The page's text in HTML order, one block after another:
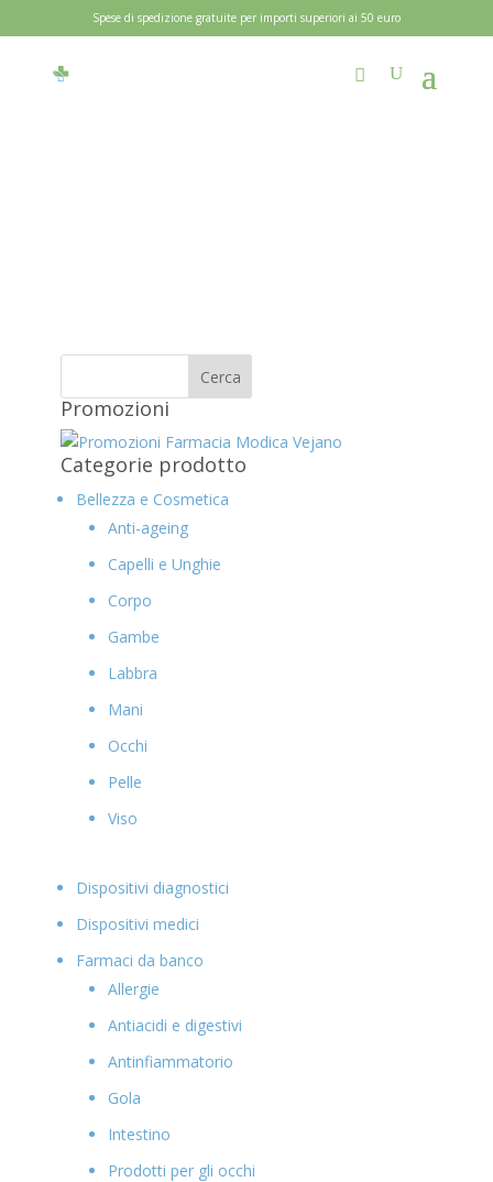
Spese di spedizione gratuite per importi superiori ai 50 euro
Promozioni
Categorie prodotto
Bellezza e Cosmetica
Anti-ageing
Capelli e Unghie
Corpo
Gambe
Labbra
Mani
Occhi
Pelle
Viso
Dispositivi diagnostici
Dispositivi medici
Farmaci da banco
Allergie
Antiacidi e digestivi
Antinfiammatorio
Gola
Intestino
Prodotti per gli occhi